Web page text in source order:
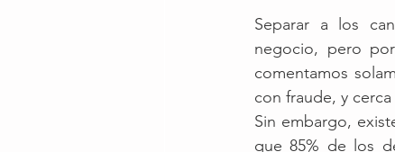
Separar a los
negocio, pero
comentamos
con fraude, y
Sin embargo,
que 85% de los